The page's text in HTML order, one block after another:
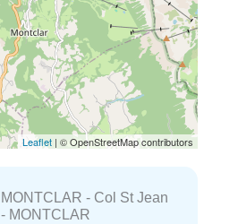
Leaflet | © OpenStreetMap contributors
MONTCLAR - Col St Jean
- MONTCLAR